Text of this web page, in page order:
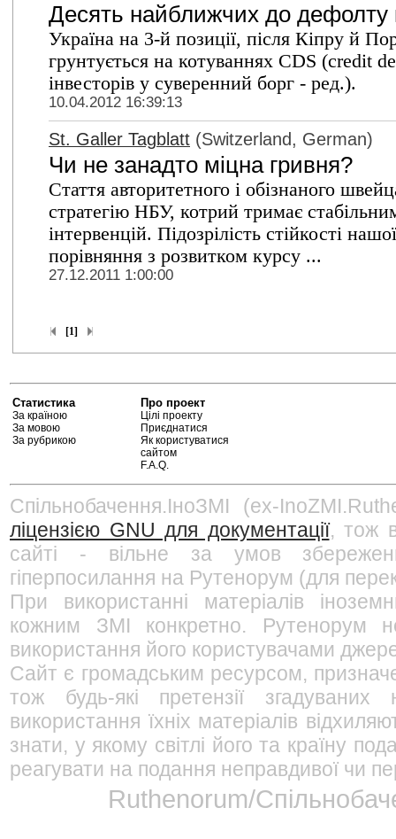
Десять найближчих до дефолту
Україна на 3-й позиції, після Кіпру й
грунтується на котуваннях CDS (credit
інвесторів у суверенний борг - ред.).
10.04.2012 16:39:13
St. Galler Tagblatt (Switzerland, German)
Чи не занадто міцна гривня?
Стаття авторитетного і обізнаного
стратегію НБУ, котрий тримає
інтервенцій. Підозрілість стійкості
порівняння з розвитком курсу ...
27.12.2011 1:00:00
[1]
Статистика
За країною
За мовою
За рубрикою
Про проект
Цілі проекту
Приєднатися
Як користуватися
сайтом
F.A.Q.
Спільнобачення.ІноЗМІ (ex-
ліцензією GNU для документації, тож
сайті - вільне за умов
гіперпосилання на Рутенорум (для
При використанні матеріалів
кожним ЗМІ конкретно. Рутенорум
використання його користувачами
Сайт є громадським ресурсом,
тож будь-які претензії
використання їхніх матеріалів
знати, у якому світлі його та країну
реагувати на подання неправдивої чи
Ruthenorum/